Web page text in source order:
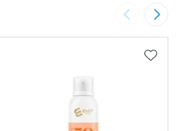
Imagem
AOS FAVORITOS